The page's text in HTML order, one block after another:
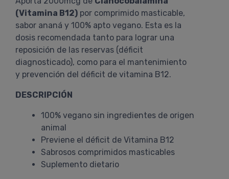
(Vitamina B12) por comprimido masticable,
sabor ananá y 100% apto vegano. Esta es la
dosis recomendada tanto para lograr una
reposición de las reservas (déficit
diagnosticado), como para el mantenimiento
y prevención del déficit de vitamina B12.
DESCRIPCIÓN
100% vegano sin ingredientes de origen
animal
Previene el déficit de Vitamina B12
Sabrosos comprimidos masticables
Suplemento dietario